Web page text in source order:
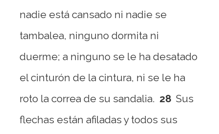
nadie está cansado ni nadie se
tambalea, ninguno dormita ni
duerme; a ninguno se le ha desatado
el cinturón de la cintura, ni se le ha
roto la correa de su sandalia. 28 Sus
flechas están afiladas y todos sus